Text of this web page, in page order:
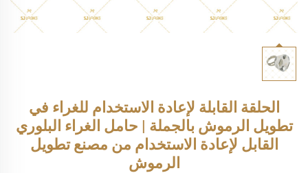
الحلقة القابلة لإعادة الاستخدام للغراء في
تطويل الرموش بالجملة | حامل الغراء البلوري
القابل لإعادة الاستخدام من مصنع تطويل
الرموش